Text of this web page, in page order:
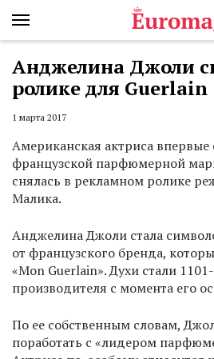
Анджелина Джоли
ролике для Guerlain
1 марта 2017
Американская актриса впервые
французской парфюмерной
снялась в рекламном ролике
Малика.
Анджелина Джоли стала
от французского бренда,
«Mon Guerlain». Духи стали
производителя с момента его
По ее собственным словам,
поработать с «лидером